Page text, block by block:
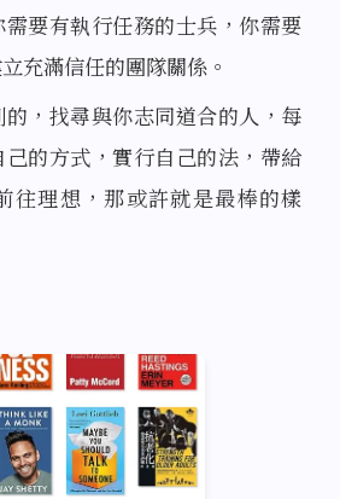
要有執行任務的士兵，你需要
充滿信任的團隊關係。
，找尋與你志同道合的人，每
的方式，實行自己的法，帶給
往理想，那或許就是最棒的樣